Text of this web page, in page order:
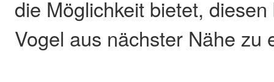
die Möglichkeit bietet,
Vogel aus nächster Nähe zu